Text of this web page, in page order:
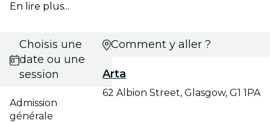
En lire plus...
Choisis une
date ou une
session
Admission
générale
Comment y aller ?
Arta
62 Albion Street, Glasgow, G1 1PA